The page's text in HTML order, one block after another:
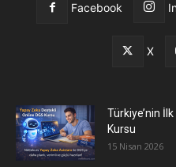
Facebook
X
Türkiye’nin
Kursu
15 Nisan 2026